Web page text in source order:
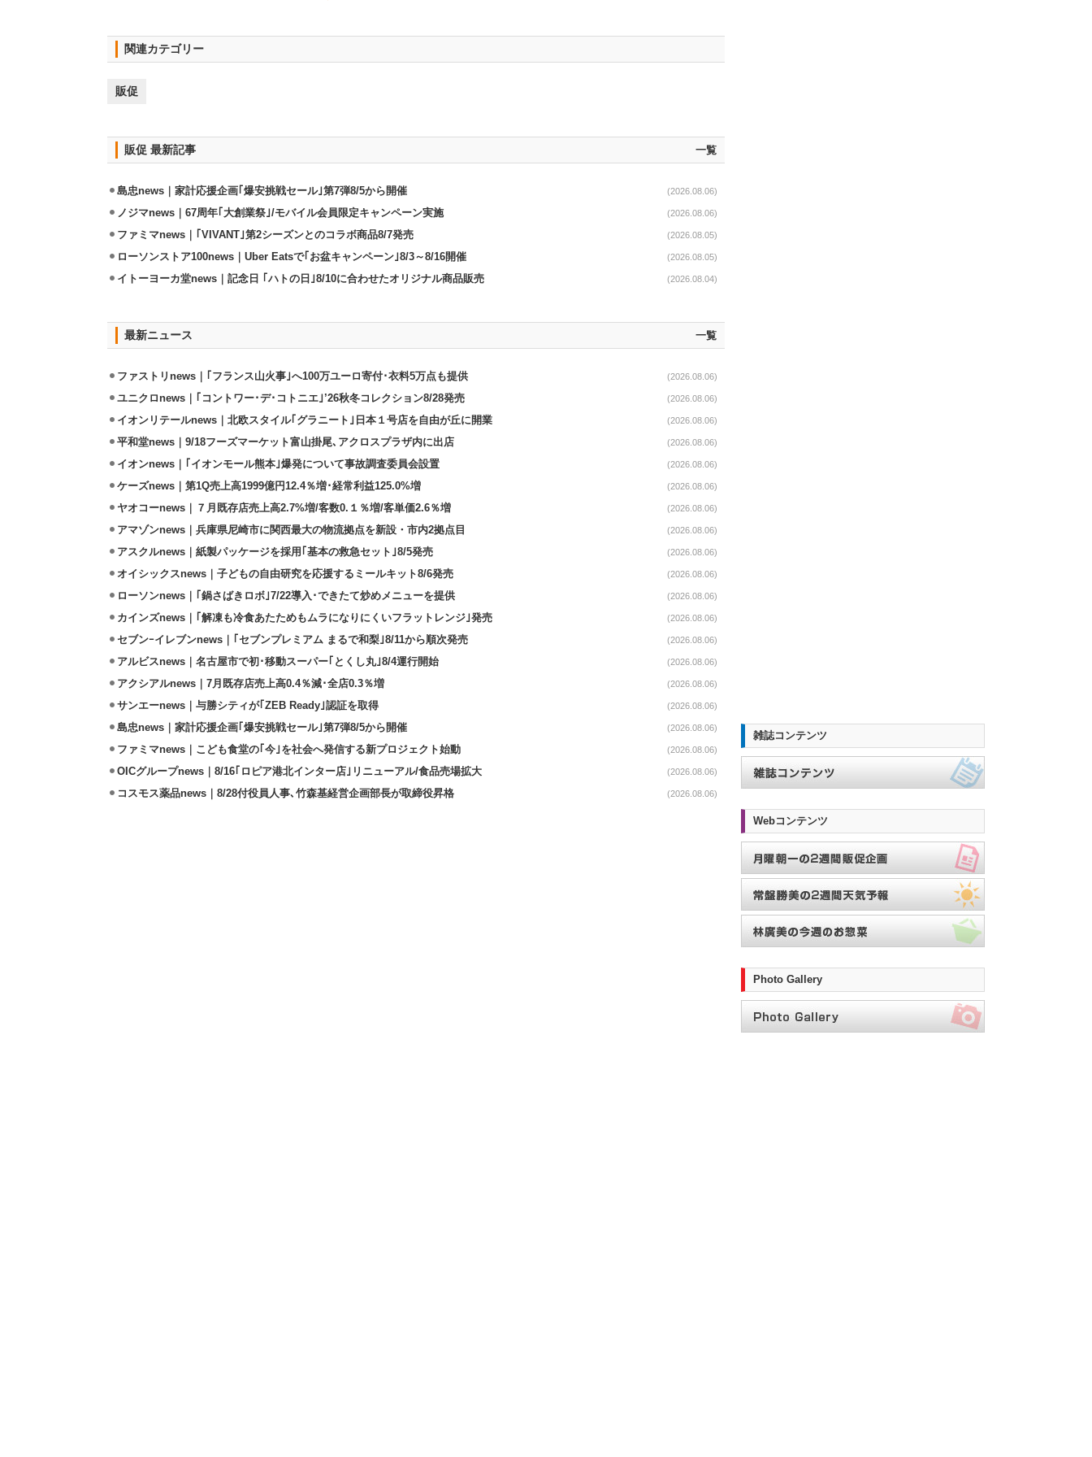
関連カテゴリー
販促
販促 最新記事 一覧
島忠news｜家計応援企画｢爆安挑戦セール｣第7弾8/5から開催 (2026.08.06)
ノジマnews｜67周年｢大創業祭｣/モバイル会員限定キャンペーン実施 (2026.08.06)
ファミマnews｜｢VIVANT｣第2シーズンとのコラボ商品8/7発売 (2026.08.05)
ローソンストア100news｜Uber Eatsで｢お盆キャンペーン｣8/3～8/16開催 (2026.08.05)
イトーヨーカ堂news｜記念日 ｢ハトの日｣8/10に合わせたオリジナル商品販売 (2026.08.04)
最新ニュース 一覧
ファストリnews｜｢フランス山火事｣へ100万ユーロ寄付･衣料5万点も提供 (2026.08.06)
ユニクロnews｜｢コントワー･デ･コトニエ｣’26秋冬コレクション8/28発売 (2026.08.06)
イオンリテールnews｜北欧スタイル｢グラニート｣日本１号店を自由が丘に開業 (2026.08.06)
平和堂news｜9/18フーズマーケット富山掛尾､アクロスプラザ内に出店 (2026.08.06)
イオンnews｜｢イオンモール熊本｣爆発について事故調査委員会設置 (2026.08.06)
ケーズnews｜第1Q売上高1999億円12.4％増･経常利益125.0%増 (2026.08.06)
ヤオコーnews｜７月既存店売上高2.7%増/客数0.１％増/客単価2.6％増 (2026.08.06)
アマゾンnews｜兵庫県尼崎市に関西最大の物流拠点を新設・市内2拠点目 (2026.08.06)
アスクルnews｜紙製パッケージを採用｢基本の救急セット｣8/5発売 (2026.08.06)
オイシックスnews｜子どもの自由研究を応援するミールキット8/6発売 (2026.08.06)
ローソンnews｜｢鍋さばきロボ｣7/22導入･できたて炒めメニューを提供 (2026.08.06)
カインズnews｜｢解凍も冷食あたためもムラになりにくいフラットレンジ｣発売 (2026.08.06)
セブンｰイレブンnews｜｢セブンプレミアム まるで和梨｣8/11から順次発売 (2026.08.06)
アルビスnews｜名古屋市で初･移動スーパー｢とくし丸｣8/4運行開始 (2026.08.06)
アクシアルnews｜7月既存店売上高0.4％減･全店0.3％増 (2026.08.06)
サンエーnews｜与勝シティが｢ZEB Ready｣認証を取得 (2026.08.06)
島忠news｜家計応援企画｢爆安挑戦セール｣第7弾8/5から開催 (2026.08.06)
ファミマnews｜こども食堂の｢今｣を社会へ発信する新プロジェクト始動 (2026.08.06)
OICグループnews｜8/16｢ロピア港北インター店｣リニューアル/食品売場拡大 (2026.08.06)
コスモス薬品news｜8/28付役員人事､竹森基経営企画部長が取締役昇格 (2026.08.06)
雑誌コンテンツ
Webコンテンツ
Photo Gallery